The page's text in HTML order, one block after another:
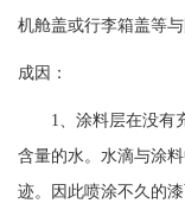
机舱盖或行李箱盖等
成因：
1、涂料层在没有
含量的水。水滴与涂
迹。因此喷涂不久的